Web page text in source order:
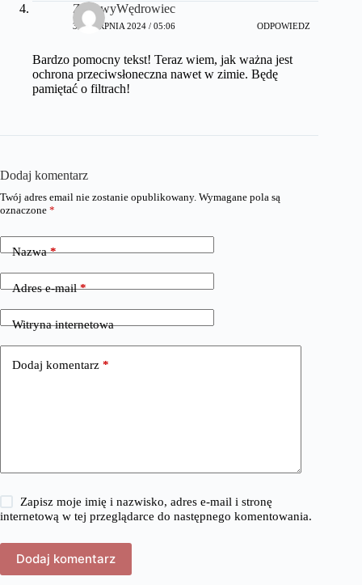
ZimowyWędrowiec
30 SIERPNIA 2024 / 05:06 ODPOWIEDZ
Bardzo pomocny tekst! Teraz wiem, jak ważna jest
ochrona przeciwsłoneczna nawet w zimie. Będę
pamiętać o filtrach!
Dodaj komentarz
Twój adres email nie zostanie opublikowany. Wymagane pola są
oznaczone *
Nazwa*
Adres e-mail*
Witryna internetowa
Dodaj komentarz *
Zapisz moje imię i nazwisko, adres e-mail i stronę
internetową w tej przeglądarce do następnego komentowania.
Dodaj komentarz